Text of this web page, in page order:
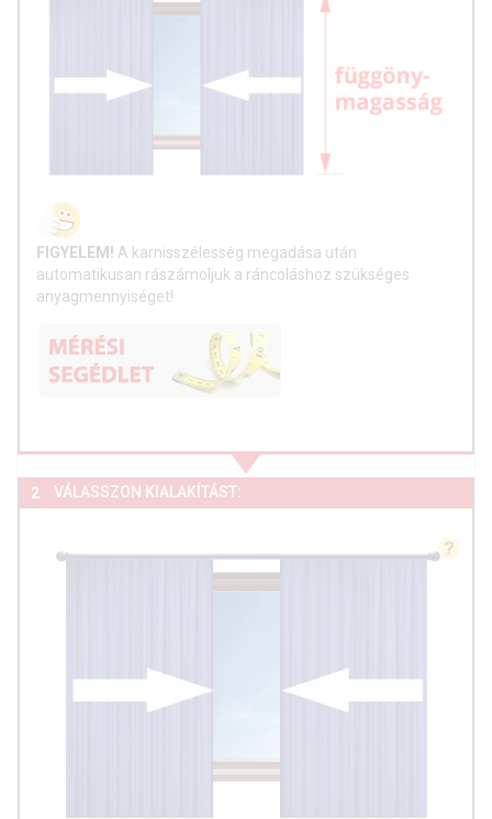
FIGYELEM! A karnisszélesség megadása után
automatikusan rászámoljuk a ráncoláshoz szükséges
anyagmennyiséget!
2 VÁLASSZON KIALAKÍTÁST: